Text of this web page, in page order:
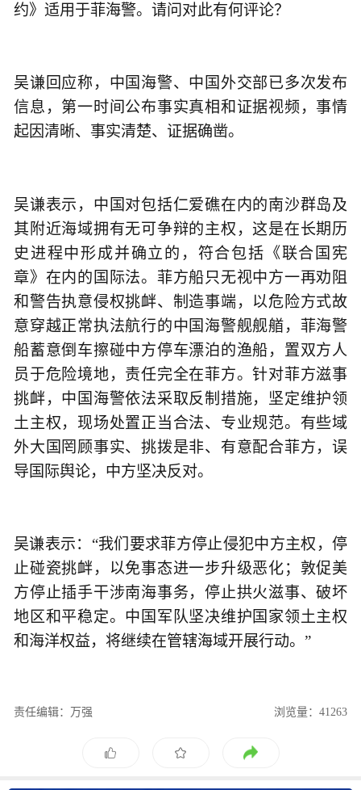
约》适用于菲海警。请问对此有何评论？
吴谦回应称，中国海警、中国外交部已多次发布
信息，第一时间公布事实真相和证据视频，事情
起因清晰、事实清楚、证据确凿。
吴谦表示，中国对包括仁爱礁在内的南沙群岛及
其附近海域拥有无可争辩的主权，这是在长期历
史进程中形成并确立的，符合包括《联合国宪
章》在内的国际法。菲方船只无视中方一再劝阻
和警告执意侵权挑衅、制造事端，以危险方式故
意穿越正常执法航行的中国海警舰舰艏，菲海警
船蓄意倒车擦碰中方停车漂泊的渔船，置双方人
员于危险境地，责任完全在菲方。针对菲方滋事
挑衅，中国海警依法采取反制措施，坚定维护领
土主权，现场处置正当合法、专业规范。有些域
外大国罔顾事实、挑拨是非、有意配合菲方，误
导国际舆论，中方坚决反对。
吴谦表示：“我们要求菲方停止侵犯中方主权，停
止碰瓷挑衅，以免事态进一步升级恶化；敦促美
方停止插手干涉南海事务，停止拱火滋事、破坏
地区和平稳定。中国军队坚决维护国家领土主权
和海洋权益，将继续在管辖海域开展行动。”
责任编辑：万强 浏览量：41263